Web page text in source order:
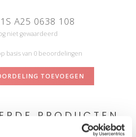
A25 0638 108
niet gewaardeerd
basis van 0 beoordelingen
TOEVOEGEN
PRODUCTEN